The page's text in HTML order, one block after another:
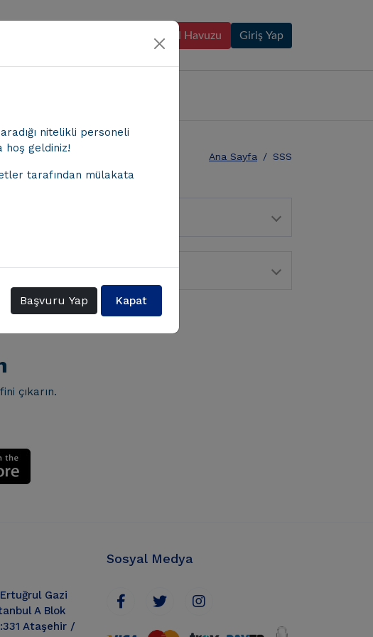
Personel Havuzu Giriş Yap
Ana Sayfa SSS
çıkarın.
Gazi
A Blok
Ataşehir /
Sosyal Medya
nitelikli personeli
hoş geldiniz!
tarafından mülakata
Başvuru Yap Kapat